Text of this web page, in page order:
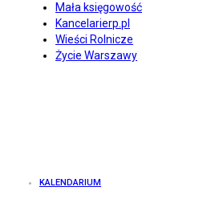
Mała księgowość
Kancelarierp.pl
Wieści Rolnicze
Życie Warszawy
KALENDARIUM